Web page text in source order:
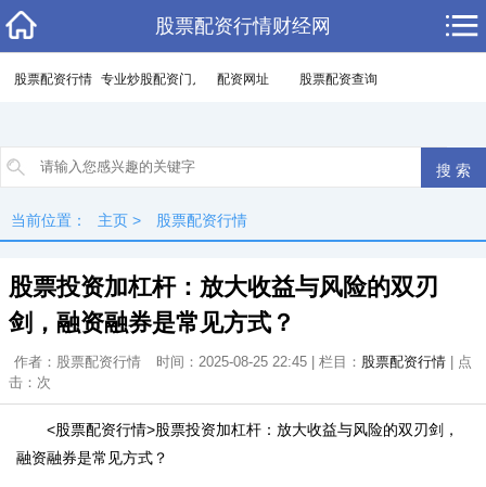
股票配资行情财经网
股票配资行情 专业炒股配资门户 配资网址 股票配资查询
当前位置： 主页 > 股票配资行情
股票投资加杠杆：放大收益与风险的双刃
剑，融资融券是常见方式？
作者：股票配资行情 时间：2025-08-25 22:45 | 栏目： 股票配资行情 | 点
击： 次
<股票配资行情>股票投资加杠杆：放大收益与风险的双刃剑，
融资融券是常见方式？